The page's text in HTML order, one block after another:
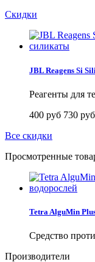
Скидки
JBL Reagens Si
Реагенты для
400 руб 730 руб
Все скидки
Просмотренные
Tetra AlguMin
Средство
Производители